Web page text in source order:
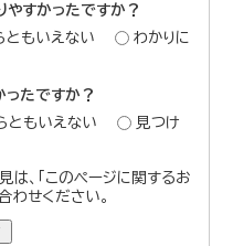
やすかったですか？
ともいえない
わかりに
ったですか？
ともいえない
見つけ
、「このページに関するお
わせください。